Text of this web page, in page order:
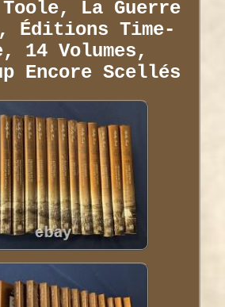
La Guerre
Éditions Time-
14 Volumes,
Encore Scellés